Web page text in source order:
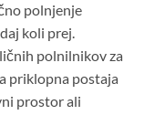
polnjenje
koli prej.
polnilnikov za
priklopna postaja
prostor ali